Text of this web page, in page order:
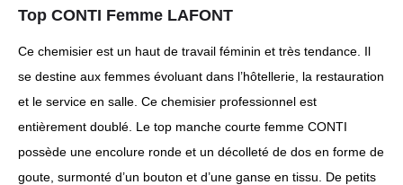
Top CONTI Femme LAFONT
Ce chemisier est un haut de travail féminin et très tendance. Il
se destine aux femmes évoluant dans l’hôtellerie, la restauration
et le service en salle. Ce chemisier professionnel est
entièrement doublé. Le top manche courte femme CONTI
possède une encolure ronde et un décolleté de dos en forme de
goute, surmonté d’un bouton et d’une ganse en tissu. De petits